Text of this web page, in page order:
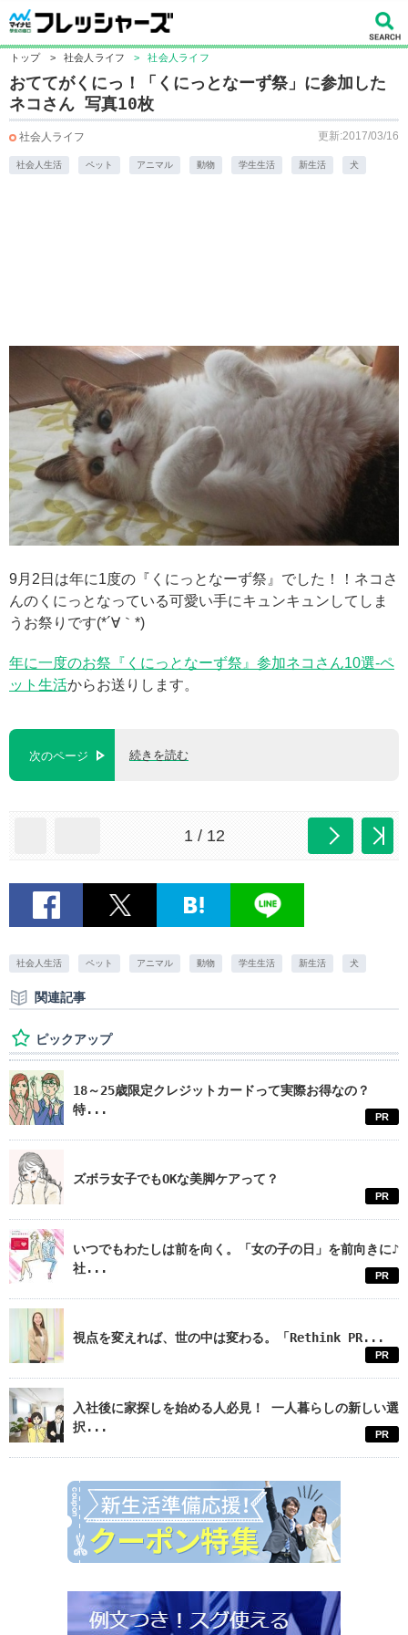
トップ > 社会人ライフ > 社会人ライフ
おててがくにっ！「くにっとなーず祭」に参加した
ネコさん 写真10枚
社会人ライフ 更新:2017/03/16
社会人生活 ペット アニマル 動物 学生生活 新生活 犬
9月2日は年に1度の『くにっとなーず祭』でした！！ネコさ
んのくにっとなっている可愛い手にキュンキュンしてしま
うお祭りです(*´∀｀*)
年に一度のお祭『くにっとなーず祭』参加ネコさん10選-ペ
ット生活からお送りします。
次のページ 続きを読む
1 / 12
社会人生活 ペット アニマル 動物 学生生活 新生活 犬
関連記事
ピックアップ
18～25歳限定クレジットカードって実際お得なの？
特...
PR
ズボラ女子でもOKな美脚ケアって？
PR
いつでもわたしは前を向く。「女の子の日」を前向きに♪
社...
PR
視点を変えれば、世の中は変わる。「Rethink PR...
PR
入社後に家探しを始める人必見！ 一人暮らしの新しい選
択...
PR